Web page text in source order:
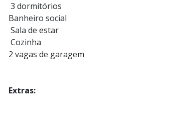
️ 3 dormitórios
Banheiro social
️ Sala de estar
️ Cozinha
2 vagas de garagem
Extras: